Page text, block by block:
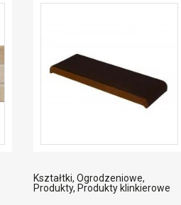
Kształtki,Ogrodzeniowe,
Produkty, Produkty klinkierowe